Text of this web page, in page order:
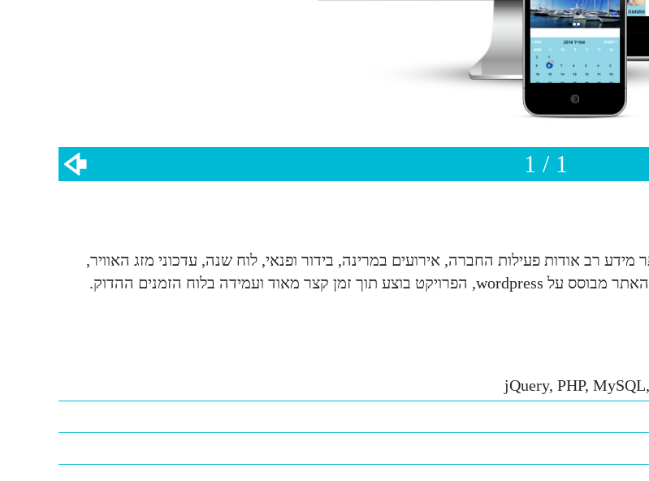
1 / 1
רב אודות פעילות החברה, אירועים במרינה, בידור ופנאי, לוח שנה, עדכוני מזג האוויר,
jQuery, PHP,